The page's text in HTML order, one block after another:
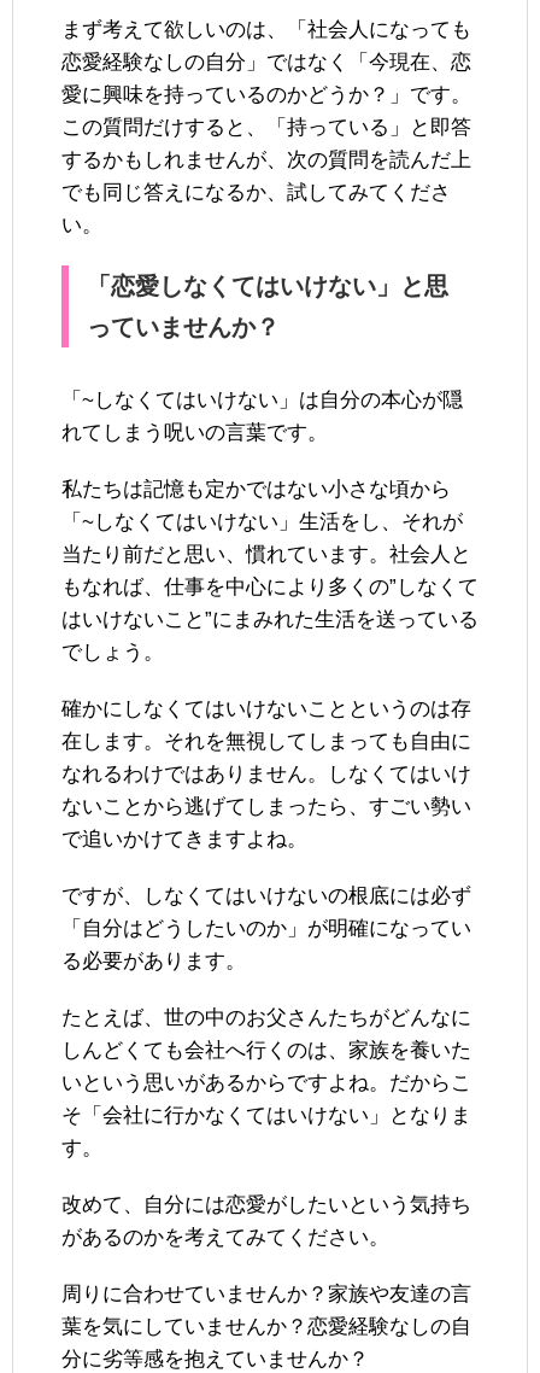
まず考えて欲しいのは、「社会人になっても
恋愛経験なしの自分」ではなく「今現在、恋
愛に興味を持っているのかどうか？」です。
この質問だけすると、「持っている」と即答
するかもしれませんが、次の質問を読んだ上
でも同じ答えになるか、試してみてくださ
い。
「恋愛しなくてはいけない」と思
っていませんか？
「~しなくてはいけない」は自分の本心が隠
れてしまう呪いの言葉です。
私たちは記憶も定かではない小さな頃から
「~しなくてはいけない」生活をし、それが
当たり前だと思い、慣れています。社会人と
もなれば、仕事を中心により多くの”しなくて
はいけないこと”にまみれた生活を送っている
でしょう。
確かにしなくてはいけないことというのは存
在します。それを無視してしまっても自由に
なれるわけではありません。しなくてはいけ
ないことから逃げてしまったら、すごい勢い
で追いかけてきますよね。
ですが、しなくてはいけないの根底には必ず
「自分はどうしたいのか」が明確になってい
る必要があります。
たとえば、世の中のお父さんたちがどんなに
しんどくても会社へ行くのは、家族を養いた
いという思いがあるからですよね。だからこ
そ「会社に行かなくてはいけない」となりま
す。
改めて、自分には恋愛がしたいという気持ち
があるのかを考えてみてください。
周りに合わせていませんか？家族や友達の言
葉を気にしていませんか？恋愛経験なしの自
分に劣等感を抱えていませんか？